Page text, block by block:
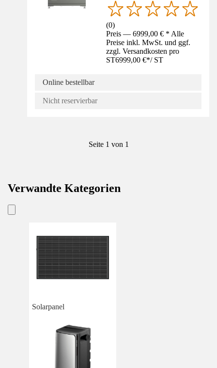
(0)
Preis — 6999,00 € * Alle
Preise inkl. MwSt. und ggf.
zzgl. Versandkosten pro
ST6999,00 €*/ ST
Online bestellbar
Nicht reservierbar
Seite 1 von 1
Verwandte Kategorien
Solarpanel